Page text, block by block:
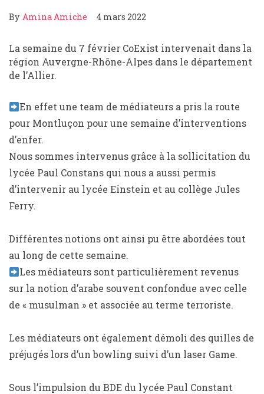
By Amina Amiche 4 mars 2022
La semaine du 7 février CoExist intervenait dans la
région Auvergne-Rhône-Alpes dans le département
de l’Allier.
En effet une team de médiateurs a pris la route
pour Montluçon pour une semaine d’interventions
d’enfer.
Nous sommes intervenus grâce à la sollicitation du
lycée Paul Constans qui nous a aussi permis
d’intervenir au lycée Einstein et au collège Jules
Ferry.
Différentes notions ont ainsi pu être abordées tout
au long de cette semaine.
Les médiateurs sont particulièrement revenus
sur la notion d’arabe souvent confondue avec celle
de « musulman » et associée au terme terroriste.
Les médiateurs ont également démoli des quilles de
préjugés lors d’un bowling suivi d’un laser Game.
Sous l’impulsion du BDE du lycée Paul Constant